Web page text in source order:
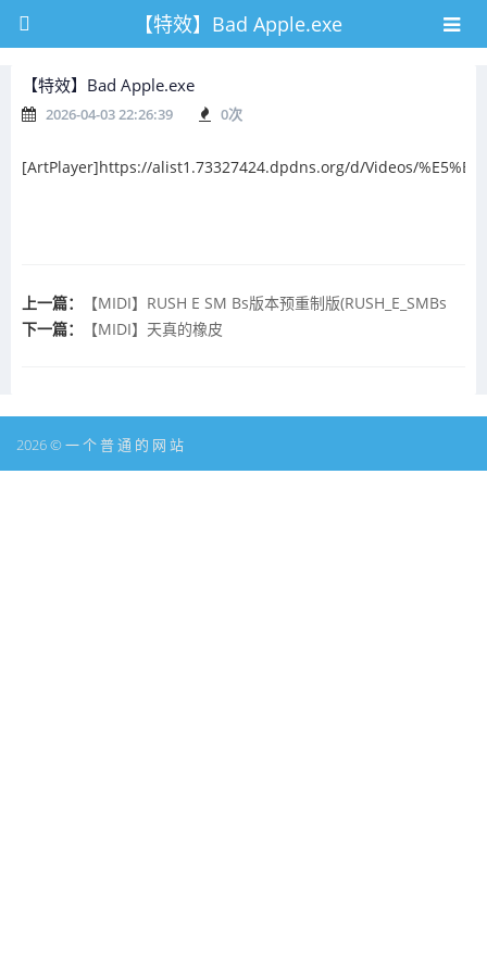
【特效】Bad Apple.exe
【特效】Bad Apple.exe
2026-04-03 22:26:39 0次
[ArtPlayer]https://alist1.73327424.dpdns.org/d/Videos/
上一篇：
【MIDI】RUSH E SM Bs版本预重制版(RUSH_E_SMBs
下一篇：
【MIDI】天真的橡皮
2026 © 一 个 普 通 的 网 站